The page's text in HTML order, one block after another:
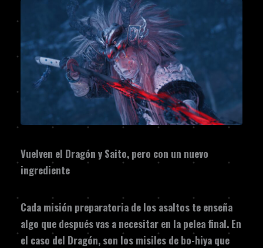
Vuelven el Dragón y Saito, pero con un nuevo
ingrediente
Cada misión preparatoria de los asaltos te enseña
algo que después vas a necesitar en la pelea final. En
el caso del Dragón, son los misiles de bo-hiya que